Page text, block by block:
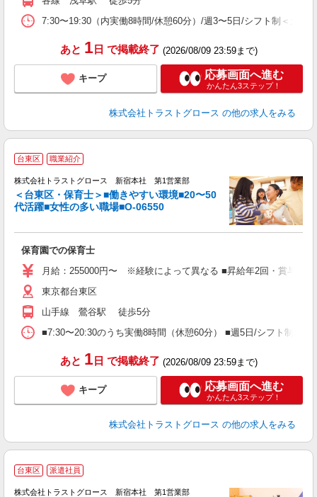
7:30〜19:30（内実働8時間/休憩60分）/週3〜5日/シフト制＜土
あと 1日 で掲載終了 (2026/08/09 23:59まで)
キープ 応募画面へ進む
かんたん3ステップ！
株式会社トラストグロース の他の求人をみる
台東区 職業紹介
株式会社トラストグロース 新宿本社 第1営業部
＜台東区・保育士＞■働きやすい環境■20〜50
代活躍■女性の多い職場■O-06550
保育園での保育士
月給：255000円〜 ※経験によって異なる ■昇給年2回・賞与年1
東京都台東区
山手線 鶯谷駅 徒歩5分
■7:30〜20:30のうち実働8時間（休憩60分） ■週5日/シフト制＜日
あと 1日 で掲載終了 (2026/08/09 23:59まで)
キープ 応募画面へ進む
かんたん3ステップ！
株式会社トラストグロース の他の求人をみる
台東区 派遣社員
株式会社トラストグロース 新宿本社 第1営業部